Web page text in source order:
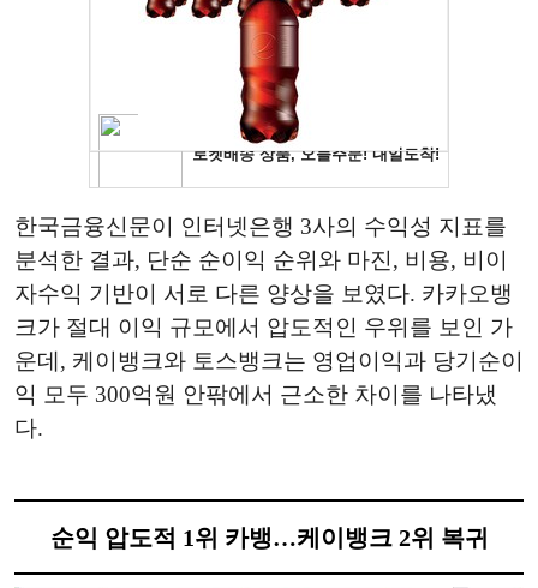
한국금융신문이 인터넷은행 3사의 수익성 지표를
분석한 결과, 단순 순이익 순위와 마진, 비용, 비이
자수익 기반이 서로 다른 양상을 보였다. 카카오뱅
크가 절대 이익 규모에서 압도적인 우위를 보인 가
운데, 케이뱅크와 토스뱅크는 영업이익과 당기순이
익 모두 300억원 안팎에서 근소한 차이를 나타냈
다.
순익 압도적 1위 카뱅…케이뱅크 2위 복귀